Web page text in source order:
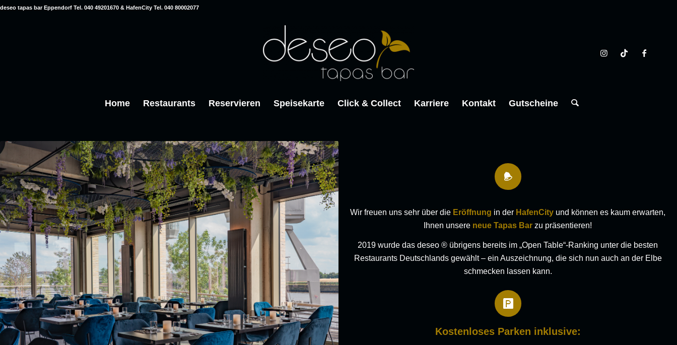
deseo tapas bar Eppendorf Tel. 040 49201670 & HafenCity Tel. 040 80002077
Home Restaurants Reservieren Speisekarte Click & Collect Karriere Kontakt Gutscheine
Wir freuen uns sehr über die Eröffnung in der HafenCity und können es kaum erwarten,
Ihnen unsere neue Tapas Bar zu präsentieren!
2019 wurde das deseo ® übrigens bereits im „Open Table“-Ranking unter die besten
Restaurants Deutschlands gewählt – ein Auszeichnung, die sich nun auch an der Elbe
schmecken lassen kann.
Kostenloses Parken inklusive: